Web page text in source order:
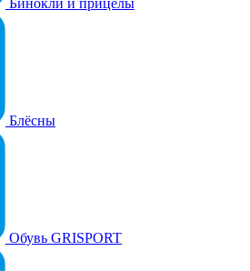
Бинокли и прицелы
Блёсны
Обувь GRISPORT